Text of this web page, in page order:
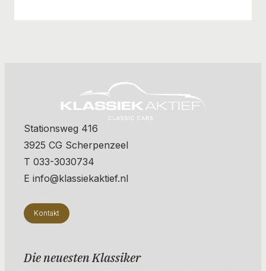
Stationsweg 416
3925 CG Scherpenzeel
T 033-3030734
E info@klassiekaktief.nl
Kontakt
Die neuesten Klassiker